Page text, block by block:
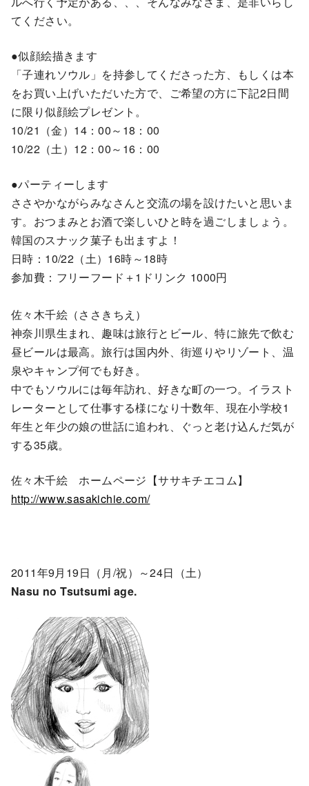
てください。
●似顔絵描きます
「子連れソウル」を持参してくださった方、もしくは本
をお買い上げいただいた方で、ご希望の方に下記2日間
に限り似顔絵プレゼント。
10/21（金）14：00～18：00
10/22（土）12：00～16：00
●パーティーします
ささやかながらみなさんと交流の場を設けたいと思いま
す。おつまみとお酒で楽しいひと時を過ごしましょう。
韓国のスナック菓子も出ますよ！
日時：10/22（土）16時～18時
参加費：フリーフード＋1ドリンク 1000円
佐々木千絵（ささきちえ）
神奈川県生まれ、趣味は旅行とビール、特に旅先で飲む
昼ビールは最高。旅行は国内外、街巡りやリゾート、温
泉やキャンプ何でも好き。
中でもソウルには毎年訪れ、好きな町の一つ。イラスト
レーターとして仕事する様になり十数年、現在小学校1
年生と年少の娘の世話に追われ、ぐっと老け込んだ気が
する35歳。
佐々木千絵 ホームページ【ササキチエコム】
http://www.sasakichie.com/
2011年9月19日（月/祝）～24日（土）
Nasu no Tsutsumi age.